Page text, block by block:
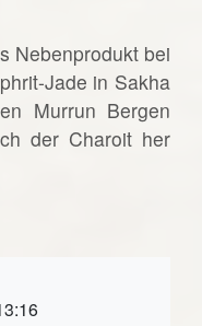
Nebenprodukt bei
Jade in Sakha
Murrun Bergen
der Charoit her